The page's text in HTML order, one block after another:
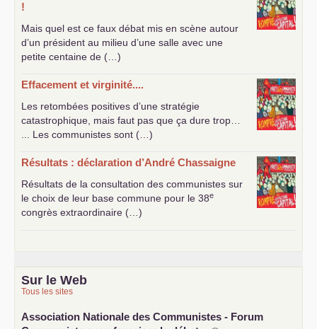
!
Mais quel est ce faux débat mis en scène autour
d’un président au milieu d’une salle avec une
petite centaine de (…)
Effacement et virginité....
Les retombées positives d’une stratégie
catastrophique, mais faut pas que ça dure trop…
... Les communistes sont (…)
Résultats : déclaration d’André Chassaigne
Résultats de la consultation des communistes sur
le choix de leur base commune pour le 38e
congrès extraordinaire (…)
Sur le Web
Tous les sites
Association Nationale des Communistes - Forum